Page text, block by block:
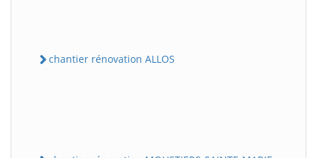
chantier rénovation ALLOS